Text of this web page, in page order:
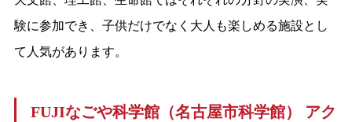
験に参加でき、子供だけでなく大人も楽しめる施設とし
て人気があります。
FUJIなごや科学館（名古屋市科学館） アク